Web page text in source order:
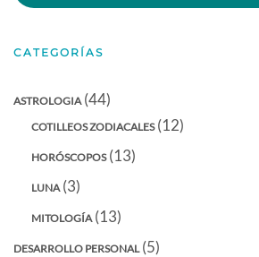
electrónico
CATEGORÍAS
ASTROLOGIA (44)
COTILLEOS ZODIACALES(12)
HORÓSCOPOS(13)
LUNA (3)
MITOLOGÍA (13)
DESARROLLO PERSONAL(5)